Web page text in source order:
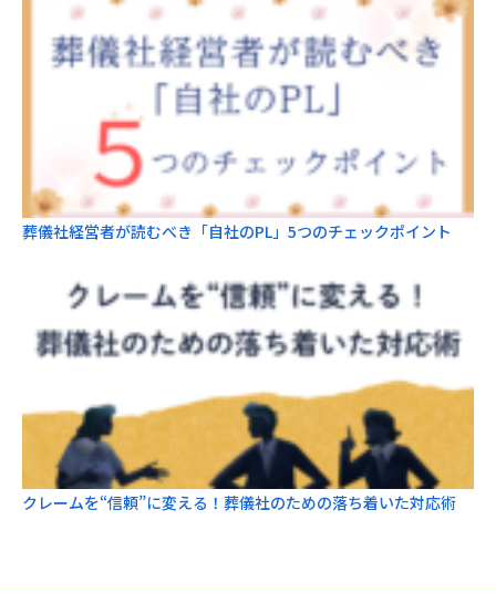
葬儀社経営者が読むべき「自社のPL」5つのチェックポイント
クレームを“信頼”に変える！葬儀社のための落ち着いた対応術